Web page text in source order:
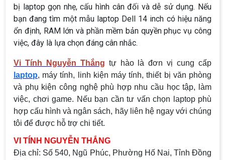
bị laptop gọn nhẹ, cấu hình cân đối và dễ sử dụng. Nếu
bạn đang tìm một mẫu laptop Dell 14 inch có hiệu năng
ổn định, RAM lớn và phần mềm bản quyền phục vụ công
việc, đây là lựa chọn đáng cân nhắc.
Vi Tính Nguyễn Thắng tự hào là đơn vị cung cấp
laptop, máy tính, linh kiện máy tính, thiết bị văn phòng
và phụ kiện công nghệ phù hợp nhu cầu học tập, làm
việc, chơi game. Nếu bạn cần tư vấn chọn laptop phù
hợp cấu hình và ngân sách, hãy liên hệ ngay với chúng
tôi để được hỗ trợ chi tiết.
VI TÍNH NGUYỄN THẮNG
Địa chỉ: Số 540, Ngũ Phúc, Phường Hố Nai, Tỉnh Đồng